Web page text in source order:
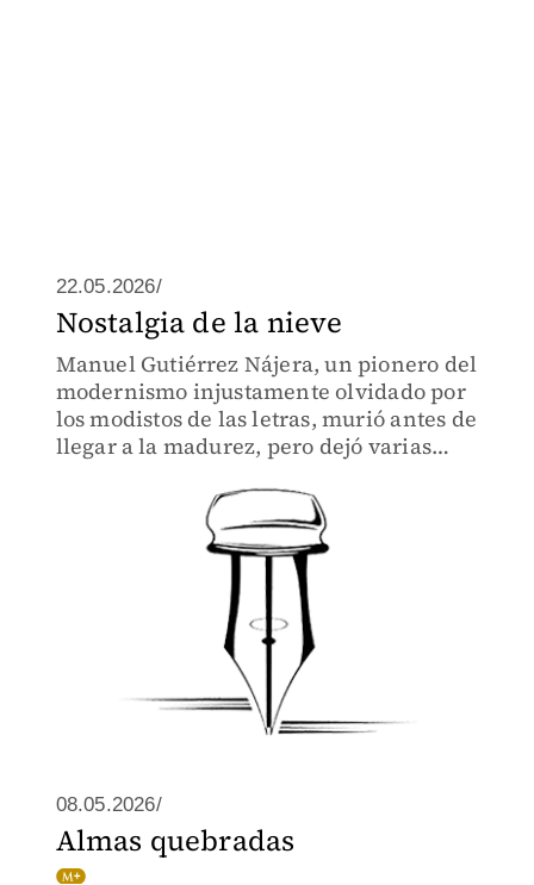
22.05.2026/
Nostalgia de la nieve
Manuel Gutiérrez Nájera, un pionero del
modernismo injustamente olvidado por
los modistos de las letras, murió antes de
llegar a la madurez, pero dejó varias
poemas extraordinarios
08.05.2026/
Almas quebradas